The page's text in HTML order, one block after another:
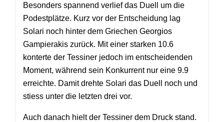
Besonders spannend verlief das Duell um die
Podestplätze. Kurz vor der Entscheidung lag
Solari noch hinter dem Griechen Georgios
Gampierakis zurück. Mit einer starken 10.6
konterte der Tessiner jedoch im entscheidenden
Moment, während sein Konkurrent nur eine 9.9
erreichte. Damit drehte Solari das Duell noch und
stiess unter die letzten drei vor.
Auch danach hielt der Tessiner dem Druck stand.